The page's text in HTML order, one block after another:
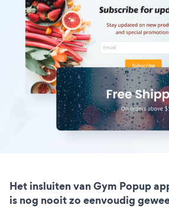
Het insluiten van Gym Popup
is nog nooit zo eenvoudig